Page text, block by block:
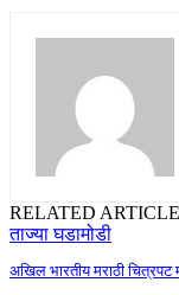
RELATED
ताज्या घडामोडी
अखिल भारतीय मराठी चित्रपट